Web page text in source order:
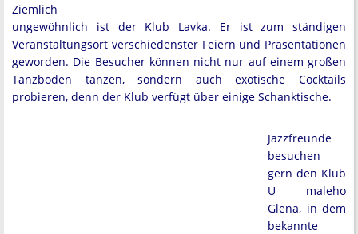
Ziemlich
ungewöhnlich ist der Klub Lavka. Er ist zum ständigen
Veranstaltungsort verschiedenster Feiern und Präsentationen
geworden. Die Besucher können nicht nur auf einem großen
Tanzboden tanzen, sondern auch exotische Cocktails
probieren, denn der Klub verfügt über einige Schanktische.
Jazzfreunde
besuchen
gern den Klub
U maleho
Glena, in dem
bekannte